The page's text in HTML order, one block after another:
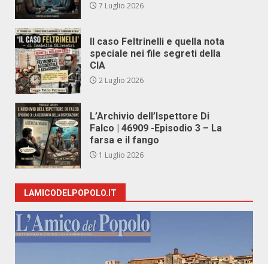
7 Luglio 2026
Il caso Feltrinelli e quella nota
speciale nei file segreti della
CIA
2 Luglio 2026
L’Archivio dell’Ispettore Di
Falco | 46909 -Episodio 3 – La
farsa e il fango
1 Luglio 2026
LAMICODELPOPOLO.IT